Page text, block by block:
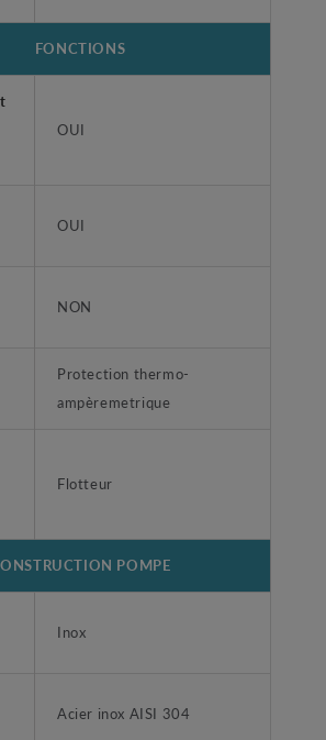
FONCTIONS
OUI
OUI
NON
Protection thermo-
ampèremetrique
Flotteur
POMPE
Inox
Acier inox AISI 304